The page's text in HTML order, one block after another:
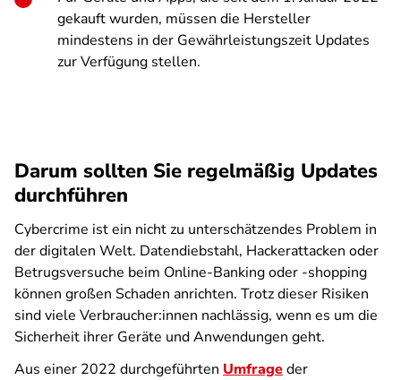
gekauft wurden, müssen die Hersteller
mindestens in der Gewährleistungszeit Updates
zur Verfügung stellen.
Darum sollten Sie regelmäßig Updates
durchführen
Cybercrime ist ein nicht zu unterschätzendes Problem in
der digitalen Welt. Datendiebstahl, Hackerattacken oder
Betrugsversuche beim Online-Banking oder -shopping
können großen Schaden anrichten. Trotz dieser Risiken
sind viele Verbraucher:innen nachlässig, wenn es um die
Sicherheit ihrer Geräte und Anwendungen geht.
Aus einer 2022 durchgeführten Umfrageder